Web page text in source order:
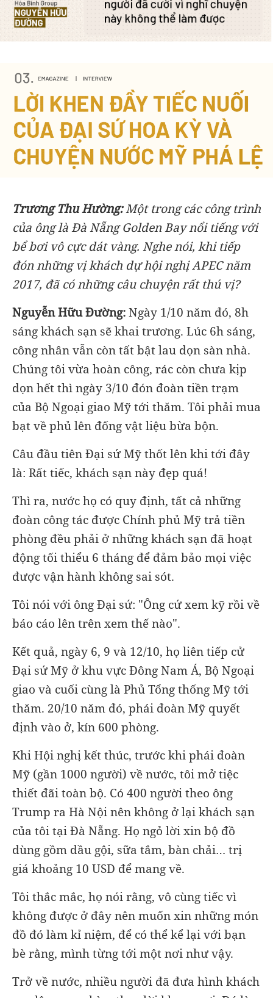
Trương Thu Hường:Một trong các công trình
của ông là Đà Nẵng Golden Bay nổi tiếng với
bể bơi vô cực dát vàng. Nghe nói, khi tiếp
đón những vị khách dự hội nghị APEC năm
2017, đã có những câu chuyện rất thú vị?
Nguyễn Hữu Đường:Ngày 1/10 năm đó, 8h
sáng khách sạn sẽ khai trương. Lúc 6h sáng,
công nhân vẫn còn tất bật lau dọn sàn nhà.
Chúng tôi vừa hoàn công, rác còn chưa kịp
dọn hết thì ngày 3/10 đón đoàn tiền trạm
của Bộ Ngoại giao Mỹ tới thăm. Tôi phải mua
bạt về phủ lên đống vật liệu bừa bộn.
Câu đầu tiên Đại sứ Mỹ thốt lên khi tới đây
là: Rất tiếc, khách sạn này đẹp quá!
Thì ra, nước họ có quy định, tất cả những
đoàn công tác được Chính phủ Mỹ trả tiền
phòng đều phải ở những khách sạn đã hoạt
động tối thiểu 6 tháng để đảm bảo mọi việc
được vận hành không sai sót.
Tôi nói với ông Đại sứ: "Ông cứ xem kỹ rồi về
báo cáo lên trên xem thế nào".
Kết quả, ngày 6, 9 và 12/10, họ liên tiếp cử
Đại sứ Mỹ ở khu vực Đông Nam Á, Bộ Ngoại
giao và cuối cùng là Phủ Tổng thống Mỹ tới
thăm. 20/10 năm đó, phái đoàn Mỹ quyết
định vào ở, kín 600 phòng.
Khi Hội nghị kết thúc, trước khi phái đoàn
Mỹ (gần 1000 người) về nước, tôi mở tiệc
thiết đãi toàn bộ. Có 400 người theo ông
Trump ra Hà Nội nên không ở lại khách sạn
của tôi tại Đà Nẵng. Họ ngỏ lời xin bộ đồ
dùng gồm dầu gội, sữa tắm, bàn chải… trị
giá khoảng 10 USD để mang về.
Tôi thắc mắc, họ nói rằng, vô cùng tiếc vì
không được ở đây nên muốn xin những món
đồ đó làm kỉ niệm, để có thể kể lại với bạn
bè rằng, mình từng tới một nơi như vậy.
Trở về nước, nhiều người đã đưa hình khách